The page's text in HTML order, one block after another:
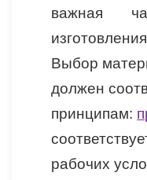
важная
Выбор
должен
принципам:
рабочих